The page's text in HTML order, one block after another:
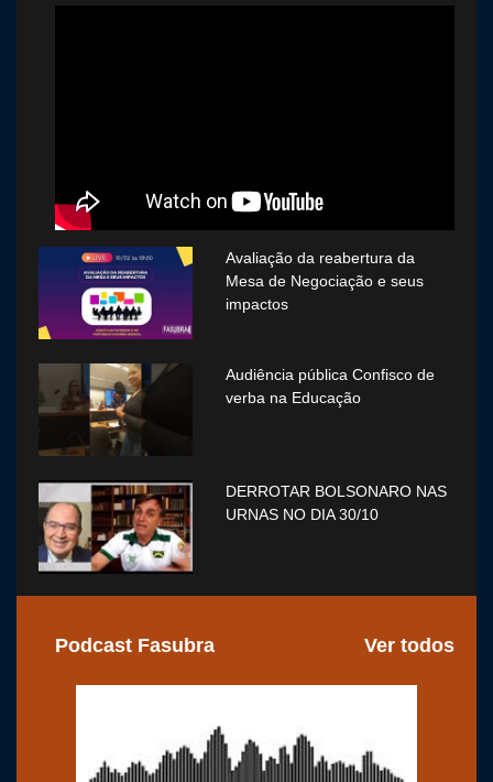
Avaliação da reabertura da
Mesa de Negociação e seus
impactos
Audiência pública Confisco de
verba na Educação
DERROTAR BOLSONARO NAS
URNAS NO DIA 30/10
Podcast Fasubra Ver todos